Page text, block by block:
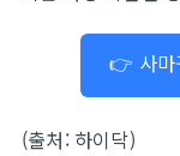
👉 사마
(출처: 하이닥)